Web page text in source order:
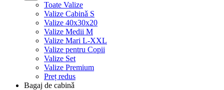
Toate Valize
Valize Cabinǎ S
Valize 40x30x20
Valize Medii M
Valize Mari L-XXL
Valize pentru Copii
Valize Set
Valize Premium
Preț redus
Bagaj de cabinǎ